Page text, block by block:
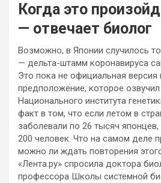
Когда это
— отвечает биолог
Возможно, в Японии случилось
— дельта-штамм коронавируса
Это пока не официальная версия
предположение, которое
Национального института
факт в том, что если летом в
заболевали по 26 тысяч
200 человек. Что на самом деле
можно ли ждать повторения
«Лента.ру» спросила доктора
профессора Школы системной